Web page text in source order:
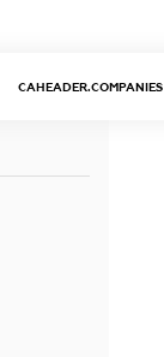
CAHEADER.COMPANIES